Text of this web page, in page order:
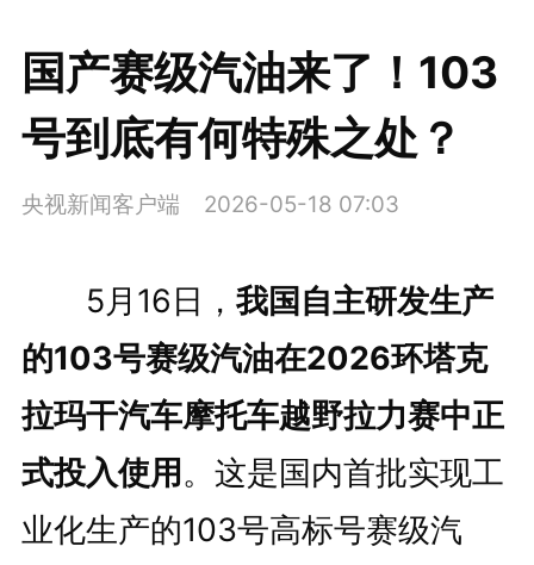
国产赛级汽油来了！103
号到底有何特殊之处？
央视新闻客户端 2026-05-18 07:03
5月16日， 我国自主研发生产
的103号赛级汽油在2026环塔克
拉玛干汽车摩托车越野拉力赛中正
式投入使用 。这是国内首批实现工
业化生产的103号高标号赛级汽